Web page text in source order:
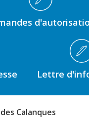
Lettre
Calanques